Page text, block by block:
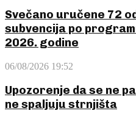
Svečano uručene 72
subvencija po
2026. godine
06/08/2026 19:52
Upozorenje da se ne
ne spaljuju strnjišta